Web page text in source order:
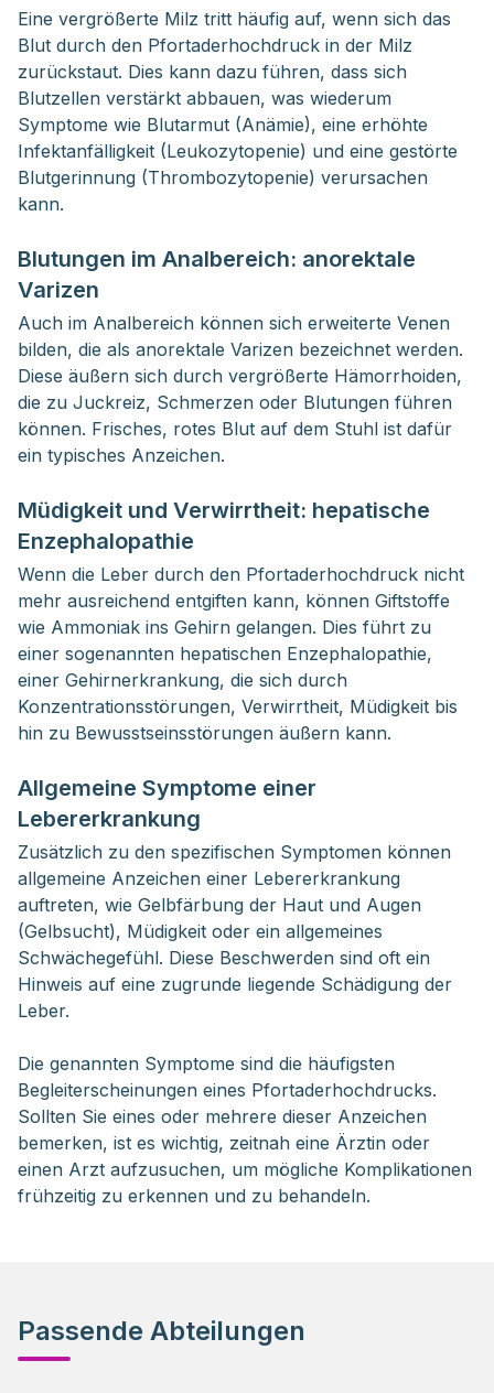
Eine vergrößerte Milz tritt häufig auf, wenn sich das
Blut durch den Pfortaderhochdruck in der Milz
zurückstaut. Dies kann dazu führen, dass sich
Blutzellen verstärkt abbauen, was wiederum
Symptome wie Blutarmut (Anämie), eine erhöhte
Infektanfälligkeit (Leukozytopenie) und eine gestörte
Blutgerinnung (Thrombozytopenie) verursachen
kann.
Blutungen im Analbereich: anorektale
Varizen
Auch im Analbereich können sich erweiterte Venen
bilden, die als anorektale Varizen bezeichnet werden.
Diese äußern sich durch vergrößerte Hämorrhoiden,
die zu Juckreiz, Schmerzen oder Blutungen führen
können. Frisches, rotes Blut auf dem Stuhl ist dafür
ein typisches Anzeichen.
Müdigkeit und Verwirrtheit: hepatische
Enzephalopathie
Wenn die Leber durch den Pfortaderhochdruck nicht
mehr ausreichend entgiften kann, können Giftstoffe
wie Ammoniak ins Gehirn gelangen. Dies führt zu
einer sogenannten hepatischen Enzephalopathie,
einer Gehirnerkrankung, die sich durch
Konzentrationsstörungen, Verwirrtheit, Müdigkeit bis
hin zu Bewusstseinsstörungen äußern kann.
Allgemeine Symptome einer
Lebererkrankung
Zusätzlich zu den spezifischen Symptomen können
allgemeine Anzeichen einer Lebererkrankung
auftreten, wie Gelbfärbung der Haut und Augen
(Gelbsucht), Müdigkeit oder ein allgemeines
Schwächegefühl. Diese Beschwerden sind oft ein
Hinweis auf eine zugrunde liegende Schädigung der
Leber.
Die genannten Symptome sind die häufigsten
Begleiterscheinungen eines Pfortaderhochdrucks.
Sollten Sie eines oder mehrere dieser Anzeichen
bemerken, ist es wichtig, zeitnah eine Ärztin oder
einen Arzt aufzusuchen, um mögliche Komplikationen
frühzeitig zu erkennen und zu behandeln.
Passende Abteilungen